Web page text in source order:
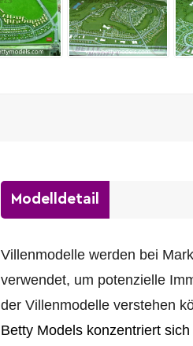
Modelldetail
Villenmodelle werden bei
verwendet, um potenzielle
der Villenmodelle verstehen
Betty Models konzentriert